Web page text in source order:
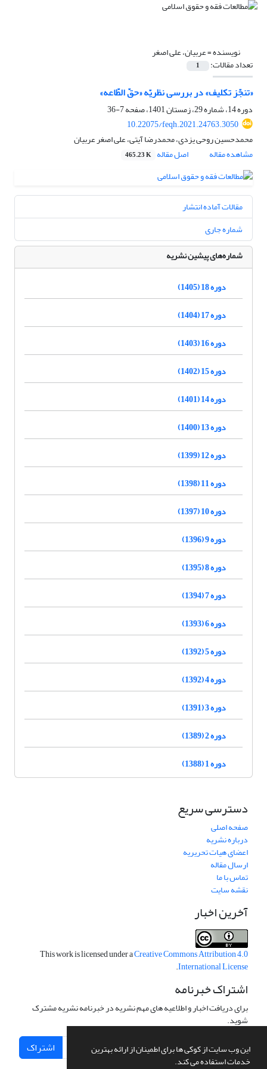
این وب سایت از کوکی ها برای اطمینان از ارائه بهترین
خدمات استفاده می کند.
نویسنده =عربیان، علی اصغر
تعداد مقالات: 1
«تنجّز تکلیف» در بررسی نظریّه «حقّ الطّاعه»
دوره 14، شماره 29، زمستان 1401، صفحه
7-36
10.22075/feqh.2021.24763.3050
محمدحسین روحی یزدی، محمدرضا آیتی، علی اصغر عربیان
مشاهده مقاله
اصل مقاله 465.23 K
مقالات آماده انتشار
شماره جاری
شماره‌های پیشین نشریه
دوره 18 (1405)
دوره 17 (1404)
دوره 16 (1403)
دوره 15 (1402)
دوره 14 (1401)
دوره 13 (1400)
دوره 12 (1399)
دوره 11 (1398)
دوره 10 (1397)
دوره 9 (1396)
دوره 8 (1395)
دوره 7 (1394)
دوره 6 (1393)
دوره 5 (1392)
دوره 4 (1392)
دوره 3 (1391)
دوره 2 (1389)
دوره 1 (1388)
دسترسی سریع
صفحه اصلی
درباره نشریه
اعضای هیات تحریریه
ارسال مقاله
تماس با ما
نقشه سایت
آخرین اخبار
This work is licensed under aCreative Commons Attribution 4.0
International License
.
اشتراک خبرنامه
برای دریافت اخبار و اطلاعیه های مهم نشریه در خبرنامه نشریه مشترک
شوید.
اشتراک